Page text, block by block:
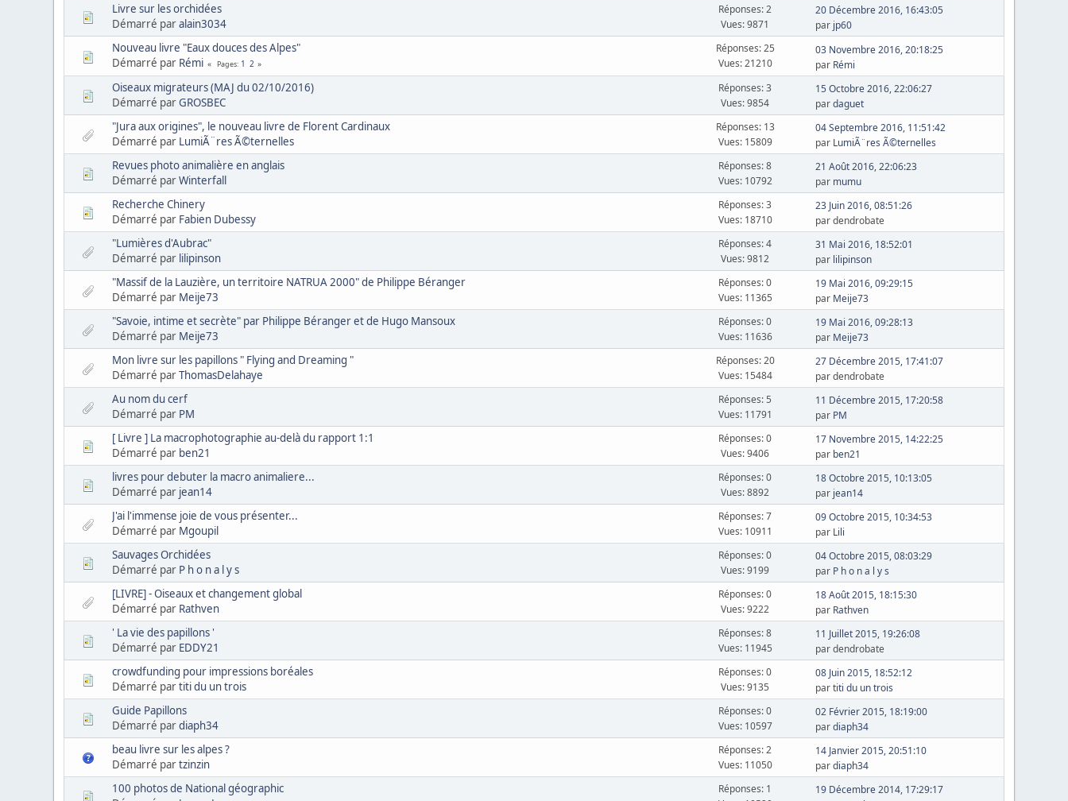
Livre sur les orchidées
Démarré paralain3034
Réponses: 2
Vues: 9871
20 Décembre 2016, 16:43:05
par jp60
Nouveau livre "Eaux douces des Alpes"
Démarré par Rémi Pages 1 2
Réponses: 25
Vues: 21210
03 Novembre 2016, 20:18:25
par Rémi
Oiseaux migrateurs (MAJ du 02/10/2016)
Démarré parGROSBEC
Réponses: 3
Vues: 9854
15 Octobre 2016, 22:06:27
pardaguet
"Jura aux origines", le nouveau livre de Florent Cardinaux
Démarré par LumiÃ¨res Ã©ternelles
Réponses: 13
Vues: 15809
04 Septembre 2016, 11:51:42
par LumiÃ¨res Ã©ternelles
Revues photo animalière en anglais
Démarré parWinterfall
Réponses: 8
Vues: 10792
21 Août 2016, 22:06:23
par mumu
Recherche Chinery
Démarré par Fabien Dubessy
Réponses: 3
Vues: 18710
23 Juin 2016, 08:51:26
par dendrobate
"Lumières d'Aubrac"
Démarré par lilipinson
Réponses: 4
Vues: 9812
31 Mai 2016, 18:52:01
par lilipinson
"Massif de la Lauzière, un territoire NATRUA 2000" de Philippe Béranger
Démarré par Meije73
Réponses: 0
Vues: 11365
19 Mai 2016, 09:29:15
par Meije73
"Savoie, intime et secrète" par Philippe Béranger et de Hugo Mansoux
Démarré par Meije73
Réponses: 0
Vues: 11636
19 Mai 2016, 09:28:13
par Meije73
Mon livre sur les papillons " Flying and Dreaming "
Démarré parThomasDelahaye
Réponses: 20
Vues: 15484
27 Décembre 2015, 17:41:07
par dendrobate
Au nom du cerf
Démarré par PM
Réponses: 5
Vues: 11791
11 Décembre 2015, 17:20:58
par PM
[ Livre ] La macrophotographie au-delà du rapport 1:1
Démarré par ben21
Réponses: 0
Vues: 9406
17 Novembre 2015, 14:22:25
par ben21
livres pour debuter la macro animaliere...
Démarré par jean14
Réponses: 0
Vues: 8892
18 Octobre 2015, 10:13:05
par jean14
J'ai l'immense joie de vous présenter...
Démarré par Mgoupil
Réponses: 7
Vues: 10911
09 Octobre 2015, 10:34:53
par Lili
Sauvages Orchidées
Démarré par P h o n a l y s
Réponses: 0
Vues: 9199
04 Octobre 2015, 08:03:29
par P h o n a l y s
[LIVRE] - Oiseaux et changement global
Démarré par Rathven
Réponses: 0
Vues: 9222
18 Août 2015, 18:15:30
par Rathven
' La vie des papillons '
Démarré par EDDY21
Réponses: 8
Vues: 11945
11 Juillet 2015, 19:26:08
par dendrobate
crowdfunding pour impressions boréales
Démarré partiti du un trois
Réponses: 0
Vues: 9135
08 Juin 2015, 18:52:12
partiti du un trois
Guide Papillons
Démarré pardiaph34
Réponses: 0
Vues: 10597
02 Février 2015, 18:19:00
pardiaph34
beau livre sur les alpes ?
Démarré partzinzin
Réponses: 2
Vues: 11050
14 Janvier 2015, 20:51:10
pardiaph34
100 photos de National géographic
Réponses: 1
19 Décembre 2014, 17:29:17